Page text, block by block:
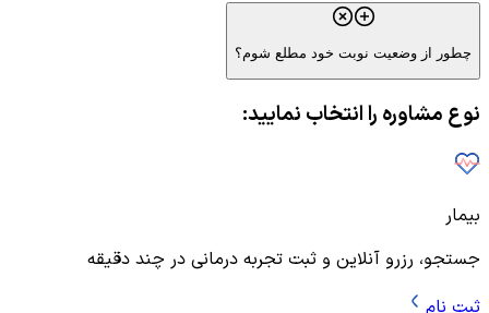
چطور از وضعیت نوبت خود مطلع شوم؟
نوع مشاوره را انتخاب نمایید:
بیمار
جستجو، رزرو آنلاین و ثبت تجربه درمانی در چند دقیقه
ثبت نام